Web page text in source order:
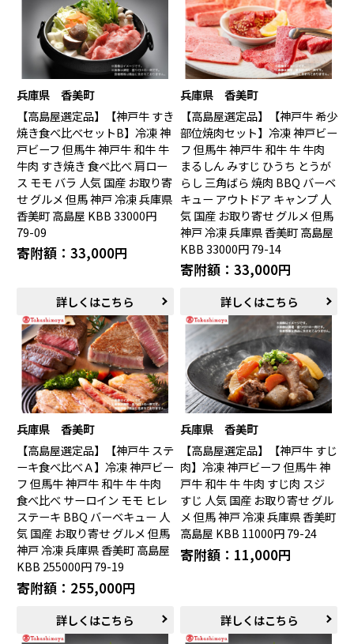
兵庫県 香美町
【高島屋選定品】【神戸牛 すき
焼き食べ比べセットB】冷凍 神
戸ビーフ 但馬牛 神戸牛 和牛 牛
牛肉 すき焼き 食べ比べ 肩ロー
ス モモ バラ 人気 国産 お取り寄
せ グルメ 但馬 神戸 冷凍 兵庫県
香美町 高島屋 KBB 33000円
79-09
寄附額：33,000円
詳しくはこちら
兵庫県 香美町
【高島屋選定品】【神戸牛 希少
部位焼肉セット】冷凍 神戸ビー
フ 但馬牛 神戸牛 和牛 牛 牛肉
まるしん みすじ ひうち とうが
らし 三角ばら 焼肉 BBQ バーベ
キュー アウトドア キャンプ 人
気 国産 お取り寄せ グルメ 但馬
神戸 冷凍 兵庫県 香美町 高島屋
KBB 33000円 79-14
寄附額：33,000円
詳しくはこちら
兵庫県 香美町
【高島屋選定品】【神戸牛 ステ
ーキ食べ比べＡ】冷凍 神戸ビー
フ 但馬牛 神戸牛 和牛 牛 牛肉
食べ比べ サーロイン モモ ヒレ
ステーキ BBQ バーベキュー 人
気 国産 お取り寄せ グルメ 但馬
神戸 冷凍 兵庫県 香美町 高島屋
KBB 255000円 79-19
寄附額：255,000円
詳しくはこちら
兵庫県 香美町
【高島屋選定品】【神戸牛 すじ
肉】冷凍 神戸ビーフ 但馬牛 神
戸牛 和牛 牛 牛肉 すじ肉 スジ
すじ 人気 国産 お取り寄せ グル
メ 但馬 神戸 冷凍 兵庫県 香美町
高島屋 KBB 11000円 79-24
寄附額：11,000円
詳しくはこちら